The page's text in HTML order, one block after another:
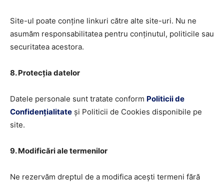
Site-ul poate conține linkuri către alte site-uri. Nu ne
asumăm responsabilitatea pentru conținutul, politicile sau
securitatea acestora.
8. Protecția datelor
Datele personale sunt tratate conform Politicii de
Confidențialitate și Politicii de Cookies disponibile pe
site.
9. Modificări ale termenilor
Ne rezervăm dreptul de a modifica acești termeni fără